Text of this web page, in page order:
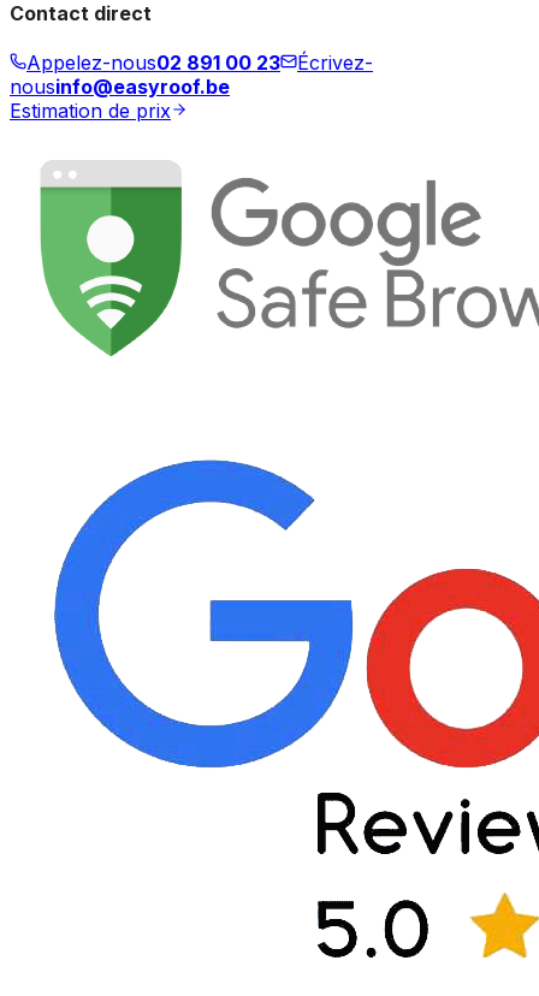
Contact direct
Appelez-nous02 891 00 23
Écrivez-
nousinfo@easyroof.be
Estimation de prix